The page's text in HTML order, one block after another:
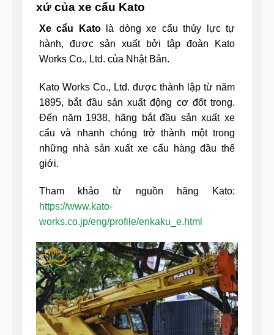
xứ của xe cẩu Kato
Xe cẩu Katolà dòng xe cẩu thủy lực tự
hành, được sản xuất bởi tập đoàn Kato
Works Co., Ltd. của Nhật Bản.
Kato Works Co., Ltd. được thành lập từ năm
1895, bắt đầu sản xuất động cơ đốt trong.
Đến năm 1938, hãng bắt đầu sản xuất xe
cẩu và nhanh chóng trở thành một trong
những nhà sản xuất xe cẩu hàng đầu thế
giới.
Tham khảo từ nguồn hãng Kato:
https://www.kato-
works.co.jp/eng/profile/enkaku_e.html